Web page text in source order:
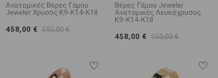
Ανατομικές Βέρες Γάμου
Jeweler Χρυσός Κ9-Κ14-Κ18
458,00 € 550,00 €
Βέρες Γάμου Jeweler
Ανατομικές Λευκόχρυσος
Κ9-Κ14-Κ18
458,00 € 550,00 €